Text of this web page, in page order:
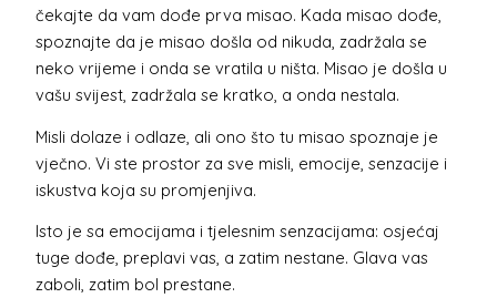
čekajte da vam dođe prva misao. Kada misao dođe,
spoznajte da je misao došla od nikuda, zadržala se
neko vrijeme i onda se vratila u ništa. Misao je došla u
vašu svijest, zadržala se kratko, a onda nestala.
Misli dolaze i odlaze, ali ono što tu misao spoznaje je
vječno. Vi ste prostor za sve misli, emocije, senzacije i
iskustva koja su promjenjiva.
Isto je sa emocijama i tjelesnim senzacijama: osjećaj
tuge dođe, preplavi vas, a zatim nestane. Glava vas
zaboli, zatim bol prestane.